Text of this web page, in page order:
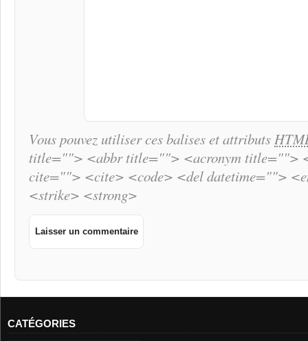
Vous pouvez utiliser ces balises et attributs
title=""> <abbr title=""> <acronym title="">
cite=""> <cite> <code> <del datetime="">
<strike> <strong>
CATÉGORIES